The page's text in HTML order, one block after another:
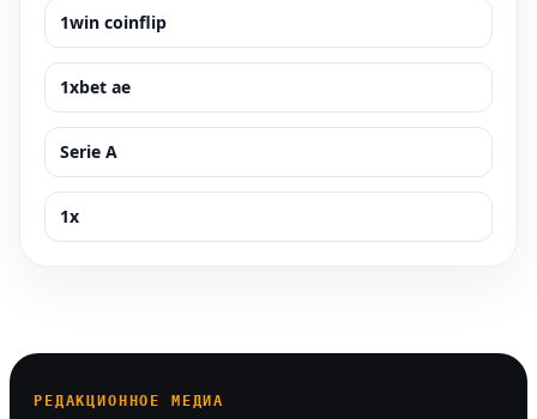
1win coinflip
1xbet ae
Serie A
1x
РЕДАКЦИОННОЕ МЕДИА